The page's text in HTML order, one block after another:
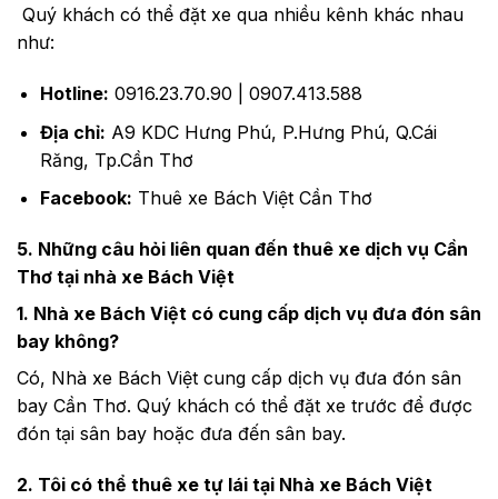
Quý khách có thể đặt xe qua nhiều kênh khác nhau
như:
Hotline: 0916.23.70.90 | 0907.413.588
Địa chỉ: A9 KDC Hưng Phú, P.Hưng Phú, Q.Cái
Răng, Tp.Cần Thơ
Facebook: Thuê xe Bách Việt Cần Thơ
5. Những câu hỏi liên quan đến thuê xe dịch vụ Cần
Thơ tại nhà xe Bách Việt
1. Nhà xe Bách Việt có cung cấp dịch vụ đưa đón sân
bay không?
Có, Nhà xe Bách Việt cung cấp dịch vụ đưa đón sân
bay Cần Thơ. Quý khách có thể đặt xe trước để được
đón tại sân bay hoặc đưa đến sân bay.
2. Tôi có thể thuê xe tự lái tại Nhà xe Bách Việt